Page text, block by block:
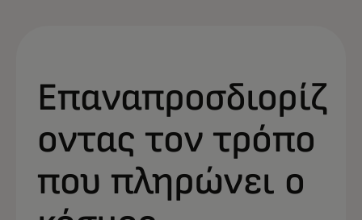
Επαναπροσδιορίζ
οντας τον τρόπο
που πληρώνει ο